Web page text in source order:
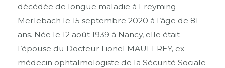
décédée de longue maladie à Freyming-
Merlebach le 15 septembre 2020 à l’âge de 81
ans. Née le 12 août 1939 à Nancy, elle était
l’épouse du Docteur Lionel MAUFFREY, ex
médecin ophtalmologiste de la Sécurité Sociale